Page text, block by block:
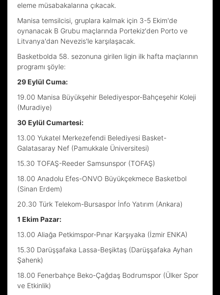
eleme müsabakalarına çıkacak.
Manisa temsilcisi, gruplara kalmak için 3-5 Ekim'de
oynanacak B Grubu maçlarında Portekiz'den Porto ve
Litvanya'dan Nevezis'le karşılaşacak.
Basketbolda 58. sezonuna girilen ligin ilk hafta maçlarının
programı şöyle:
29 Eylül Cuma:
19.00 Manisa Büyükşehir Belediyespor-Bahçeşehir Koleji
(Muradiye)
30 Eylül Cumartesi:
13.00 Yukatel Merkezefendi Belediyesi Basket-
Galatasaray Nef (Pamukkale Üniversitesi)
15.30 TOFAŞ-Reeder Samsunspor (TOFAŞ)
18.00 Anadolu Efes-ONVO Büyükçekmece Basketbol
(Sinan Erdem)
20.30 Türk Telekom-Bursaspor İnfo Yatırım (Ankara)
1 Ekim Pazar:
13.00 Aliağa Petkimspor-Pınar Karşıyaka (İzmir ENKA)
15.30 Darüşşafaka Lassa-Beşiktaş (Darüşşafaka Ayhan
Şahenk)
18.00 Fenerbahçe Beko-Çağdaş Bodrumspor (Ülker Spor
ve Etkinlik)